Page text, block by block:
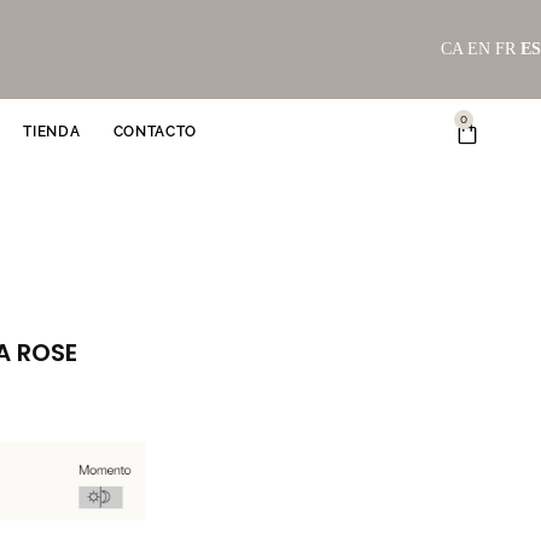
CA EN FR ES
TIENDA CONTACTO
0
Carrito
ROSE